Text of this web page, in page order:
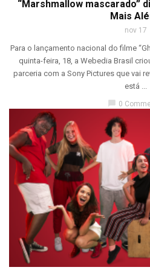
“Marshmallow mascarado”
Mais
nov 17
Para o lançamento nacional do filme
quinta-feira, 18, a Webedia Brasil
parceria com a Sony Pictures que vai
está ...
chat_bubble 0